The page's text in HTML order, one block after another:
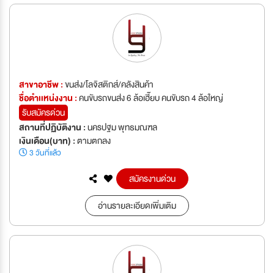
สาขาอาชีพ :ขนส่ง/โลจิสติกส์/คลังสินค้า
ชื่อตำเเหน่งงาน :คนขับรถขนส่ง 6 ล้อเฮี๊ยบ คนขับรถ 4 ล้อใหญ่
รับสมัครด่วน
สถานที่ปฏิบัติงาน :นครปฐม พุทธมณฑล
เงินเดือน(บาท) :ตามตกลง
3 วันที่แล้ว
สมัครงานด่วน
อ่านรายละเอียดเพิ่มเติม